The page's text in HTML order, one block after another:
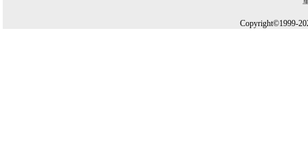
Copyright©1999-